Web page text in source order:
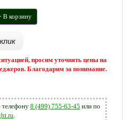
В корзину
просим уточнять цены на
Благодарим за понимание.
телефону 8 (499) 755-63-45 или по
.